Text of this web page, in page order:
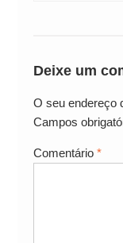
Deixe um
O seu endereço
Campos
Comentário *